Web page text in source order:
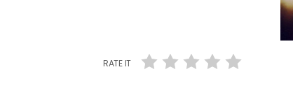
RATE IT